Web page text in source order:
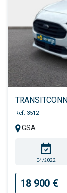
Ref. 3512
GSA
04/2022
18 900 €